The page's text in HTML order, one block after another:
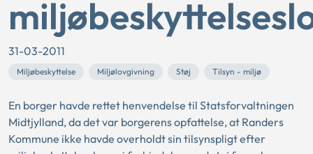
31-03-2011
Miljøbeskyttelse Miljølovgivning Støj Tilsyn - miljø
En borger havde rettet henvendelse til Statsforvaltningen
Midtjylland, da det var borgerens opfattelse, at Randers
Kommune ikke havde overholdt sin tilsynspligt efter